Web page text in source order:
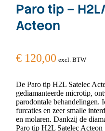
Paro tip –
Acteon
€ 120,00 excl. BTW
De Paro tip H2L Satelec
gediamanteerde microtip,
parodontale behandelingen.
furcaties en zeer smalle
en molaren. Dankzij de
Paro tip H2L Satelec Acteon